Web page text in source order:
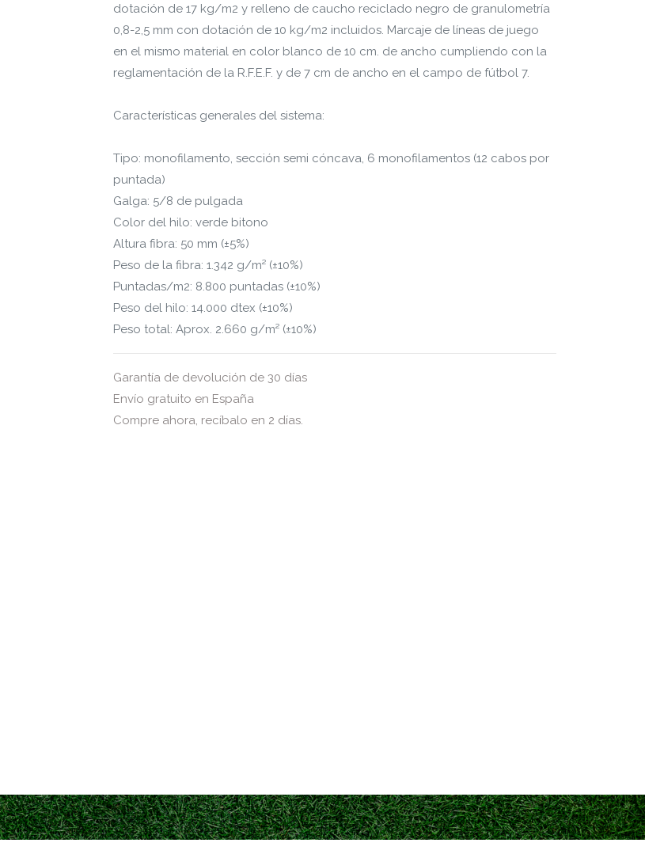
dotación de 17 kg/m2 y relleno de caucho reciclado negro de granulometría
0,8-2,5 mm con dotación de 10 kg/m2 incluidos. Marcaje de líneas de juego
en el mismo material en color blanco de 10 cm. de ancho cumpliendo con la
reglamentación de la R.F.E.F. y de 7 cm de ancho en el campo de fútbol 7.
Características generales del sistema:
Tipo: monofilamento, sección semi cóncava, 6 monofilamentos (12 cabos por
puntada)
Galga: 5/8 de pulgada
Color del hilo: verde bitono
Altura fibra: 50 mm (±5%)
Peso de la fibra: 1.342 g/m² (±10%)
Puntadas/m2: 8.800 puntadas (±10%)
Peso del hilo: 14.000 dtex (±10%)
Peso total: Aprox. 2.660 g/m² (±10%)
Garantía de devolución de 30 días
Envío gratuito en España
Compre ahora, recíbalo en 2 días.